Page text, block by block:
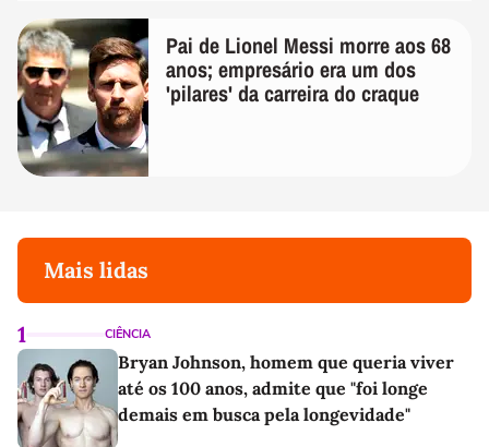
Pai de Lionel Messi morre aos 68
anos; empresário era um dos
'pilares' da carreira do craque
Mais lidas
1 CIÊNCIA
Bryan Johnson, homem que queria viver
até os 100 anos, admite que "foi longe
demais em busca pela longevidade"